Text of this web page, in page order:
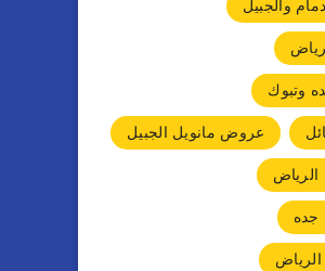
والجبيل
وتبوك
عروض مانويل الجبيل
جده